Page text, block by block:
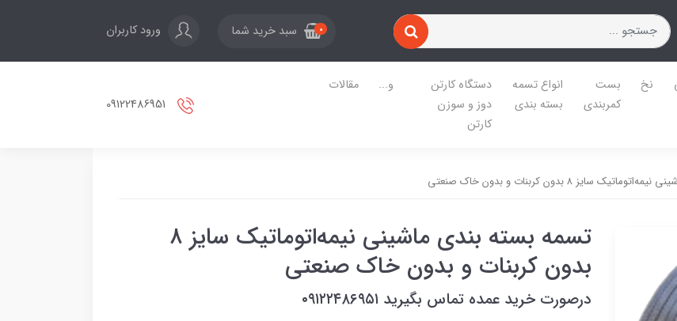
0 سبد خرید شما ورود کاربران
نخ
بست
کمربندی
انواع تسمه
بسته بندی
دستگاه کارتن
دوز و سوزن
کارتن
و...
مقالات
سایز ۸ بدون کربنات و بدون خاک صنعتی
تسمه بسته بندی ماشینی نیمه‌اتوماتیک سایز ۸
بدون کربنات و بدون خاک صنعتی
درصورت خرید عمده تماس بگیرید ۰۹۱۲۲۴۸۶۹۵۱